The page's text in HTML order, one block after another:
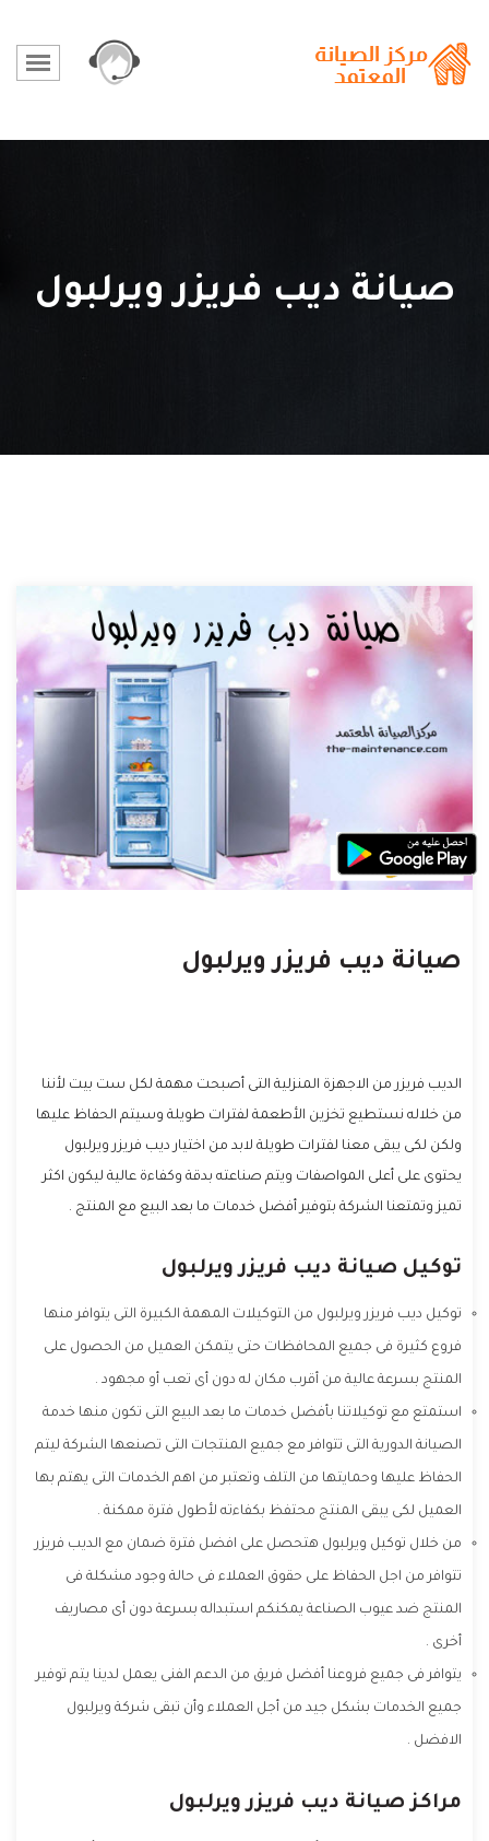
صيانة ديب فريزر ويرلبول
صيانة ديب فريزر ويرلبول
الديب فريزر من الاجهزة المنزلية التى أصبحت مهمة لكل ست بيت لأننا
من خلاله نستطيع تخزين الأطعمة لفترات طويلة وسيتم الحفاظ عليها
ولكن لكى يبقى معنا لفترات طويلة لابد من اختيار ديب فريزر ويرلبول
يحتوى على أعلى المواصفات ويتم صناعته بدقة وكفاءة عالية ليكون اكثر
تميز وتمتعنا الشركة بتوفير أفضل خدمات ما بعد البيع مع المنتج .
توكيل صيانة ديب فريزر ويرلبول
توكيل ديب فريزر ويرلبول من التوكيلات المهمة الكبيرة التى يتوافر منها
فروع كثيرة فى جميع المحافظات حتى يتمكن العميل من الحصول على
المنتج بسرعة عالية من أقرب مكان له دون أى تعب أو مجهود .
استمتع مع توكيلاتنا بأفضل خدمات ما بعد البيع التى تكون منها خدمة
الصيانة الدورية التى تتوافر مع جميع المنتجات التى تصنعها الشركة ليتم
الحفاظ عليها وحمايتها من التلف وتعتبر من اهم الخدمات التى يهتم بها
العميل لكى يبقى المنتج محتفظ بكفاءته لأطول فترة ممكنة .
من خلال توكيل ويرلبول هتحصل على افضل فترة ضمان مع الديب فريزر
تتوافر من اجل الحفاظ على حقوق العملاء فى حالة وجود مشكلة فى
المنتج ضد عيوب الصناعة يمكنكم استبداله بسرعة دون أى مصاريف
أخرى .
يتوافر فى جميع فروعنا أفضل فريق من الدعم الفنى يعمل لدينا يتم توفير
جميع الخدمات بشكل جيد من أجل العملاء وأن تبقى شركة ويرلبول
الافضل .
مراكز صيانة ديب فريزر ويرلبول